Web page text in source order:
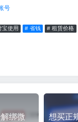
号
宝使用 # 省钱 # 租赁价格
绑微
想买正